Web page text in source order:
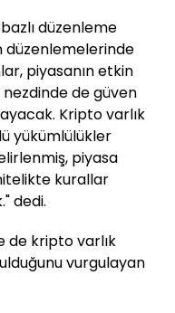
düzenleme
düzenlemelerinde
piyasanın etkin
nezdinde de güven
Kripto varlık
yükümlülükler
piyasa
kurallar
dedi.
de kripto varlık
vurgulayan